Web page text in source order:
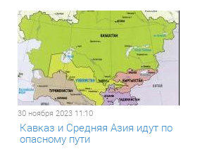
30 ноября 2023 11:10
Кавказ и Средняя Азия идут по
опасному пути